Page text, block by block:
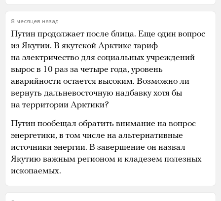
8 месяцев назад
Путин продолжает после блица. Еще один вопрос
из Якутии. В якутской Арктике тариф
на электричество для социальных учреждений
вырос в 10 раз за четыре года, уровень
аварийности остается высоким. Возможно ли
вернуть дальневосточную надбавку хотя бы
на территории Арктики?
Путин пообещал обратить внимание на вопрос
энергетики, в том числе на альтернативные
источники энергии. В завершение он назвал
Якутию важным регионом и кладезем полезных
ископаемых.